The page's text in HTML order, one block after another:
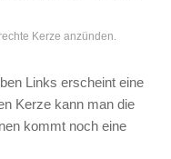
Kerze anzünden.
Links erscheint eine
Kerze kann man die
kommt noch eine